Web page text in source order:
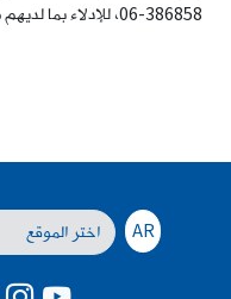
386858-06، للإدلاء بما لديهم من معلومات.
AR